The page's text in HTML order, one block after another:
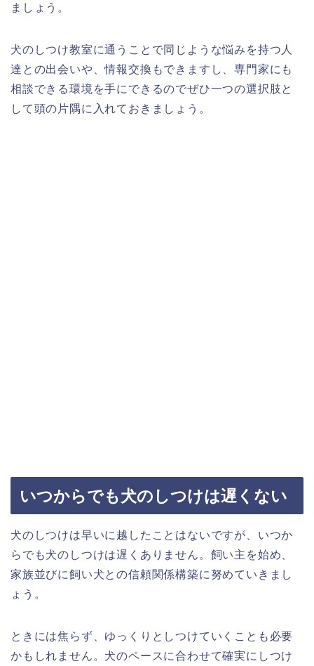
ましょう。
犬のしつけ教室に通うことで同じような悩みを持つ人
達との出会いや、情報交換もできますし、専門家にも
相談できる環境を手にできるのでぜひ一つの選択肢と
して頭の片隅に入れておきましょう。
いつからでも犬のしつけは遅くない
犬のしつけは早いに越したことはないですが、いつか
らでも犬のしつけは遅くありません。飼い主を始め、
家族並びに飼い犬との信頼関係構築に努めていきまし
ょう。
ときには焦らず、ゆっくりとしつけていくことも必要
かもしれません。犬のペースに合わせて確実にしつけ